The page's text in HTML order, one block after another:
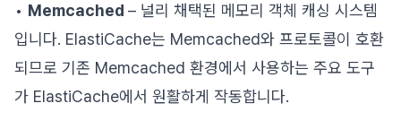
• Memcached – 널리 채택된 메모리 객체 캐싱 시스템
입니다. ElastiCache는 Memcached와 프로토콜이 호환
되므로 기존 Memcached 환경에서 사용하는 주요 도구
가 ElastiCache에서 원활하게 작동합니다.